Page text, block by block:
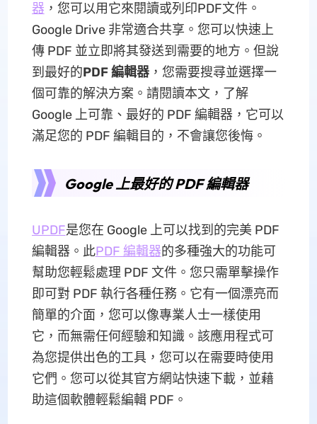
器 ，您可以用它來閱讀或列印PDF文件。
Google Drive 非常適合共享。您可以快速上
傳 PDF 並立即將其發送到需要的地方。但說
到最好的PDF 編輯器，您需要搜尋並選擇一
個可靠的解決方案。請閱讀本文，了解
Google 上可靠、最好的 PDF 編輯器，它可以
滿足您的 PDF 編輯目的，不會讓您後悔。
Google 上最好的 PDF 編輯器
UPDF是您在 Google 上可以找到的完美 PDF
編輯器。此PDF 編輯器的多種強大的功能可
幫助您輕鬆處理 PDF 文件。您只需單擊操作
即可對 PDF 執行各種任務。它有一個漂亮而
簡單的介面，您可以像專業人士一樣使用
它，而無需任何經驗和知識。該應用程式可
為您提供出色的工具，您可以在需要時使用
它們。您可以從其官方網站快速下載，並藉
助這個軟體輕鬆編輯 PDF。